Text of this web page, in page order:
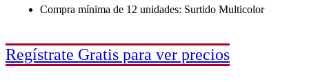
Compra mínima de 12 unidades: Surtido Multicolor
Regístrate Gratis para ver precios